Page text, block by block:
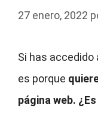
27 enero, 2022
Si has
es porque
página web.